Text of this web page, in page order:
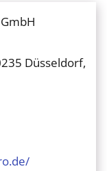
Düsseldorf,